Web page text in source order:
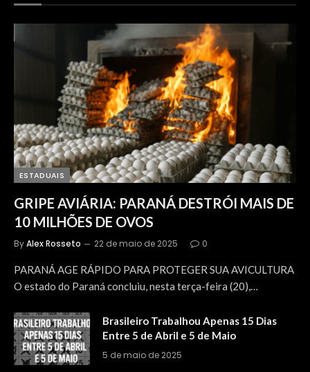
ESTADUAIS
GRIPE AVIÁRIA: PARANÁ DESTRÓI MAIS DE
10 MILHÕES DE OVOS
ByAlex Rosseto 22 de maio de 2025 0
PARANÁ AGE RÁPIDO PARA PROTEGER SUA AVICULTURA
O estado do Paraná concluiu, nesta terça-feira (20),…
Brasileiro Trabalhou Apenas 15 Dias
Entre 5 de Abril e 5 de Maio
5 de maio de 2025